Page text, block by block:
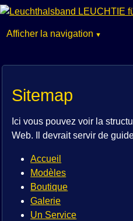
Afficher la navigation
au
Boutique
Un Service
Conseils/FAQ
Contact
Sitemap
Ici vous pouvez voir la
Web. Il devrait servir de
Accueil
Modèles
Boutique
Galerie
Un Service